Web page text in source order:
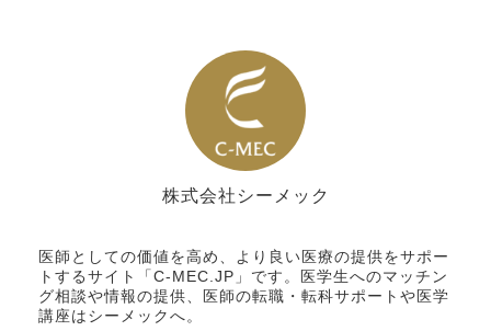
株式会社シーメック
医師としての価値を高め、より良い医療の提供をサポー
トするサイト「C-MEC.JP」です。医学生へのマッチン
グ相談や情報の提供、医師の転職・転科サポートや医学
講座はシーメックへ。